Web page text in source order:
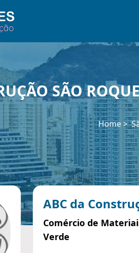
SÃO
Home
ABC da
Comércio de
Verde